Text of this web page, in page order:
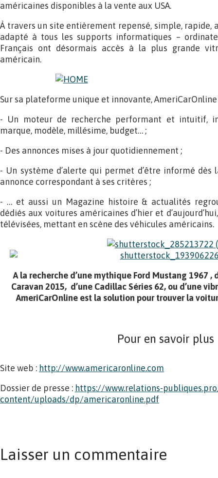
américaines disponibles à la vente aux USA.
À travers un site entièrement repensé, simple,
adapté à tous les supports informatiques –
Français ont désormais accès à la plus grande
américain.
Sur sa plateforme unique et innovante,
- Un moteur de recherche performant et intuitif,
marque, modèle, millésime, budget… ;
- Des annonces mises à jour quotidiennement ;
- Un système d’alerte qui permet d’être informé dès
annonce correspondant à ses critères ;
- … et aussi un Magazine histoire & actualités
dédiés aux voitures américaines d’hier et
télévisées, mettant en scène des véhicules américains.
A la recherche d’une mythique Ford Mustang 1967 ,
Caravan 2015, d’une Cadillac Séries 62, ou d’une
AmeriCarOnline est la solution pour trouver la
Pour en savoir plus
Site web : http://www.americaronline.com
Dossier de presse : https://www.relations-
content/uploads/dp/americaronline.pdf
Laisser un commentaire